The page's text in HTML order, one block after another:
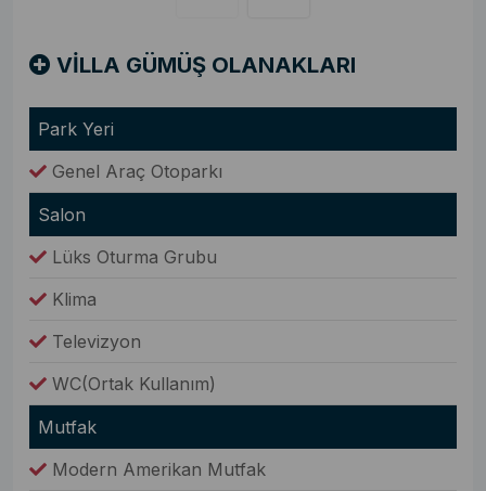
VİLLA GÜMÜŞ OLANAKLARI
Park Yeri
Genel Araç Otoparkı
Salon
Lüks Oturma Grubu
Klima
Televizyon
WC(Ortak Kullanım)
Mutfak
Modern Amerikan Mutfak